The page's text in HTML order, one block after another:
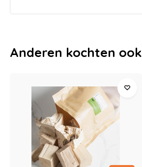
Anderen kochten ook